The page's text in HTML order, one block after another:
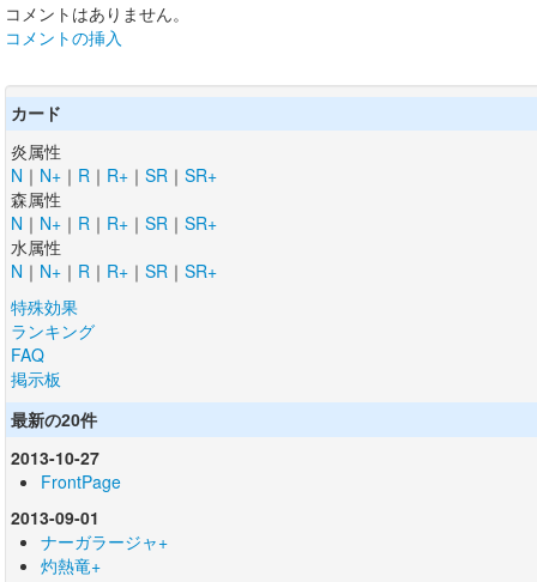
コメントはありません。
コメントの挿入
カード
炎属性
N ｜ N+ ｜ R ｜ R+ ｜ SR ｜ SR+
森属性
N ｜ N+ ｜ R ｜ R+ ｜ SR ｜ SR+
水属性
N ｜ N+ ｜ R ｜ R+ ｜ SR ｜ SR+
特殊効果
ランキング
FAQ
掲示板
最新の20件
2013-10-27
FrontPage
2013-09-01
ナーガラージャ+
灼熱竜+